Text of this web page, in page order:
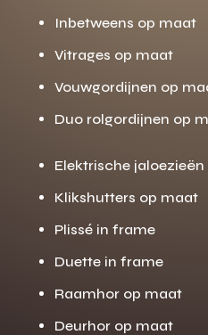
Inbetweens op maat
Vitrages op maat
Vouwgordijnen op
Duo rolgordijnen op
Elektrische
Klikshutters op maat
Plissé in frame
Duette in frame
Raamhor op maat
Deurhor op maat